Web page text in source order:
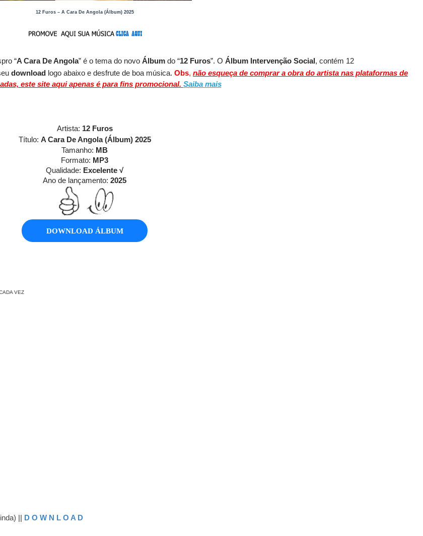
12 Furos – A Cara De Angola (Álbum) 2025
“A Cara De Angola” é o tema do novo Álbum do “12 Furos”. O Álbum Intervenção Social, contém 12
download logo abaixo e desfrute de boa música. Obs, não esqueça de comprar a obra do artista nas plataformas de
este site aqui apenas é para fins promocional. Saiba mais
Artista: 12 Furos
Título: A Cara De Angola (Álbum) 2025
Tamanho: MB
Formato: MP3
Qualidade: Excelente √
Ano de lançamento: 2025
DOWNLOAD ÁLBUM
VEZ
|| D O W N L O A D